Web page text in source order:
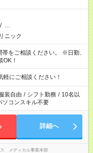
/ …
ニック
！
にご相談ください！
装自由 / シフト勤務 / 10名以
ソコンスキル不要
詳細へ
メディカル事業本部